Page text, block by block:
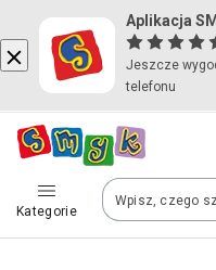
Aplikacja
Jeszcze
telefonu
Kategorie
Polska (Poland)
Twoje zamówienia